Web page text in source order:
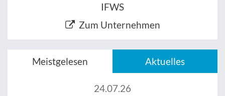
IFWS
Zum Unternehmen
Meistgelesen Aktuelles
24.07.26